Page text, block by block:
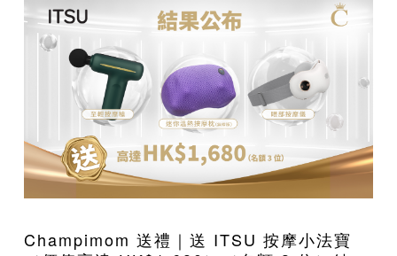
Champimom 送禮｜送 ITSU 按摩小法寶